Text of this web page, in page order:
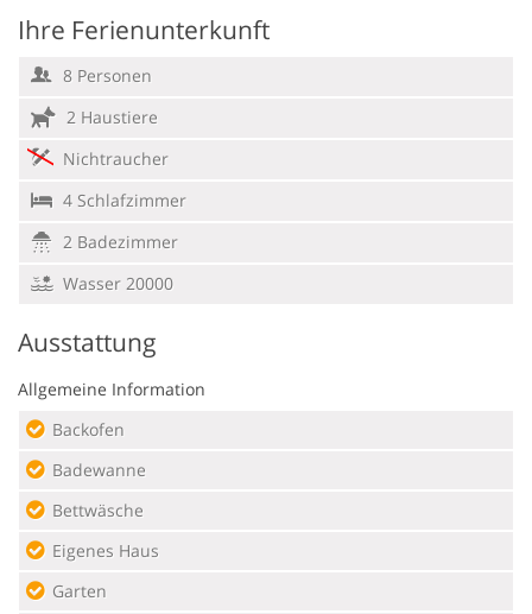
Ihre Ferienunterkunft
8 Personen
2 Haustiere
Nichtraucher
4 Schlafzimmer
2 Badezimmer
Wasser 20000
Ausstattung
Allgemeine Information
Backofen
Badewanne
Bettwäsche
Eigenes Haus
Garten